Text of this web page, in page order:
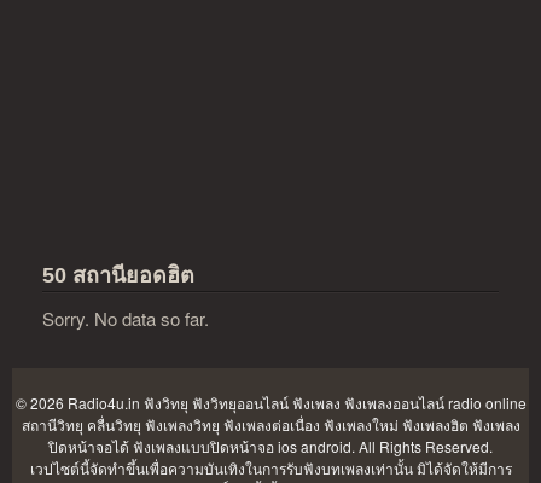
50 สถานียอดฮิต
Sorry. No data so far.
© 2026 Radio4u.in ฟังวิทยุ ฟังวิทยุออนไลน์ ฟังเพลง ฟังเพลงออนไลน์ radio online
สถานีวิทยุ คลื่นวิทยุ ฟังเพลงวิทยุ ฟังเพลงต่อเนื่อง ฟังเพลงใหม่ ฟังเพลงฮิต ฟังเพลง
ปิดหน้าจอได้ ฟังเพลงแบบปิดหน้าจอ ios android. All Rights Reserved.
เวปไซต์นี้จัดทำขึ้นเพื่อความบันเทิงในการรับฟังบทเพลงเท่านั้น มิได้จัดให้มีการ